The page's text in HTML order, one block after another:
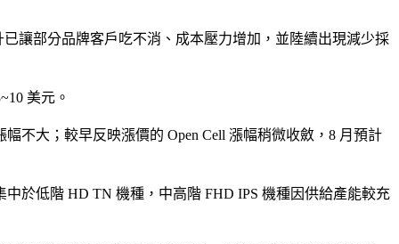
讓部分品牌客戶吃不消、成本壓力增加，並陸續出現減少採
美元。
不大；較早反映漲價的 Open Cell 漲幅稍微收斂，8 月預計
於低階 HD TN 機種，中高階 FHD IPS 機種因供給產能較充